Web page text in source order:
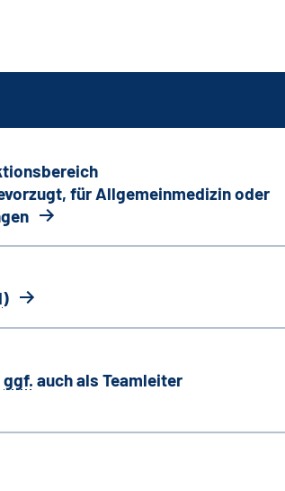
für Allgemeinmedizin oder
)
ggf. auch als Teamleiter